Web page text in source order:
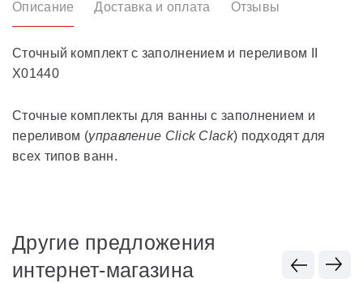
Описание Доставка и оплата Отзывы
Сточный комплект с заполнением и переливом II
X01440
Сточные комплекты для ванны с заполнением и
переливом (управление Click Clack) подходят для
всех типов ванн.
Другие предложения
интернет-магазина